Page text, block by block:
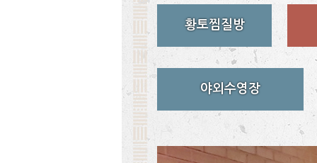
황토찜질방
야외수영장